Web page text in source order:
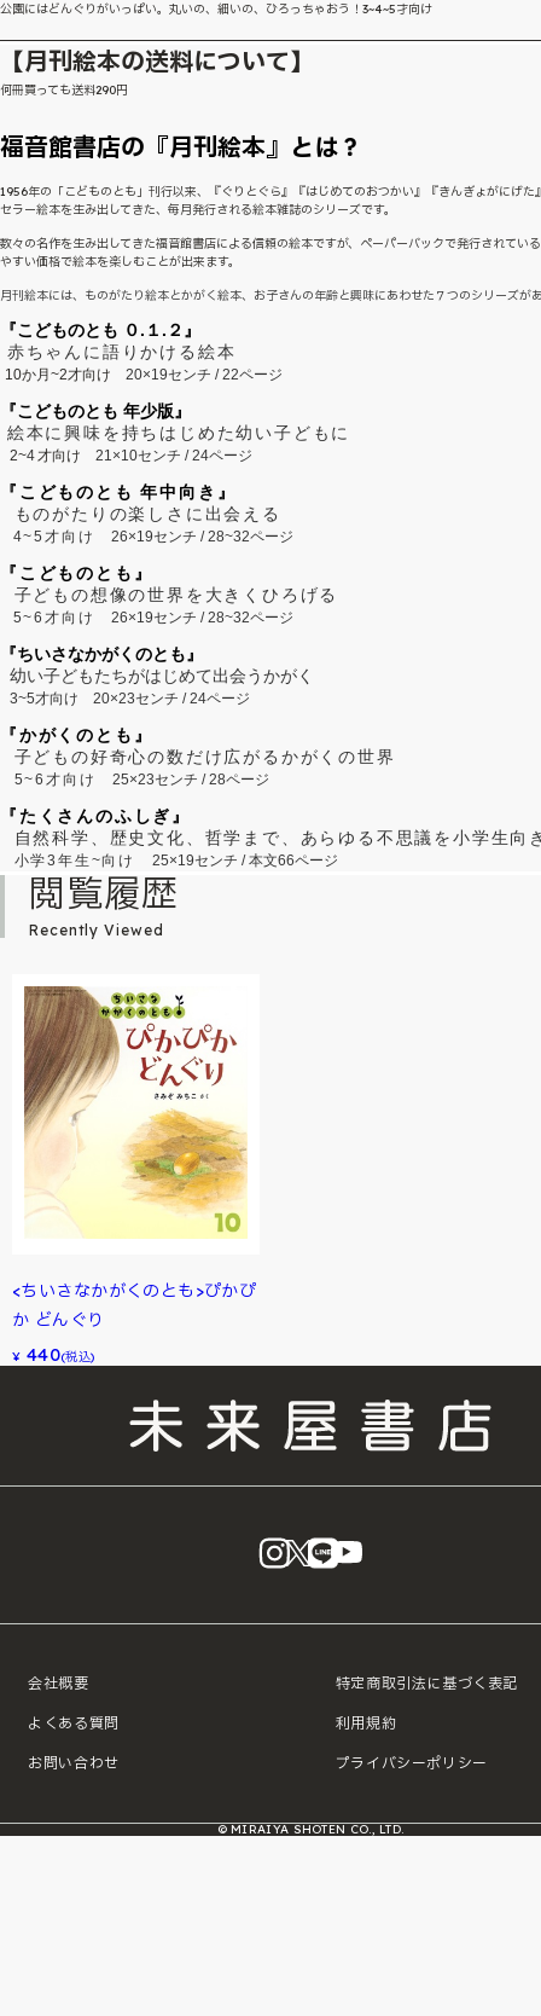
公園にはどんぐりがいっぱい。丸いの、細いの、ひろっちゃおう！3~4~5才向け
【月刊絵本の送料について】
何冊買っても送料290円
福音館書店の『月刊絵本』とは？
1956年の「こどものとも」刊行以来、『ぐりとぐら』『はじめてのおつかい』『きんぎょがにげた
セラー絵本を生み出してきた、毎月発行される絵本雑誌のシリーズです。
数々の名作を生み出してきた福音館書店による信頼の絵本ですが、ペーパーバックで発行されてい
やすい価格で絵本を楽しむことが出来ます。
月刊絵本には、ものがたり絵本とかがく絵本、お子さんの年齢と興味にあわせた７つのシリーズが
『こどものとも ０.１.２』
赤ちゃんに語りかける絵本
10か月~2才向け 20×19センチ / 22ページ
『こどものとも 年少版』
絵本に興味を持ちはじめた幼い子どもに
2~4才向け 21×10センチ / 24ページ
『こどものとも 年中向き』
ものがたりの楽しさに出会える
4~5才向け26×19センチ / 28~32ページ
『こどものとも』
子どもの想像の世界を大きくひろげる
5~6才向け26×19センチ / 28~32ページ
『ちいさなかがくのとも』
幼い子どもたちがはじめて出会うかがく
3~5才向け 20×23センチ / 24ページ
『かがくのとも』
子どもの好奇心の数だけ広がるかがくの世界
5~6才向け25×23センチ / 28ページ
『たくさんのふしぎ』
自然科学、歴史文化、哲学まで、あらゆる不思議を小学生向
小学3年生~向け 25×19センチ / 本文66ページ
閲覧履歴
Recently Viewed
<ちいさなかがくのとも>ぴかぴ
か どんぐり
¥ 440(税込)
instagram
X LINE
会社概要
よくある質問
お問い合わせ
特定商取引法に基づく表記
利用規約
プライバシーポリシー
© MIRAIYA SHOTEN CO., LTD.